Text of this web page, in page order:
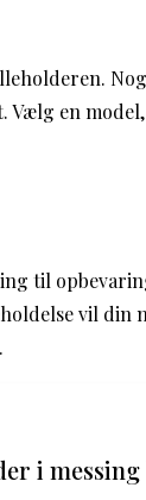
en
til
vil din
i